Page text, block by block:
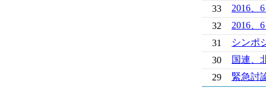
33
2016、
32
2016、
31
シンポ
30
国連、
29
緊急討